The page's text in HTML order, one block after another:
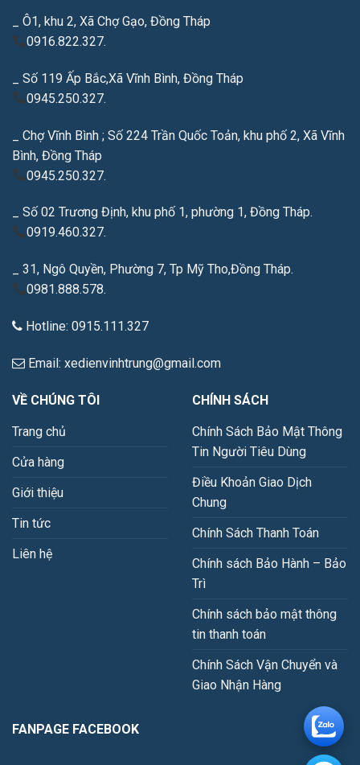
_ Ô1, khu 2, Xã Chợ Gạo, Đồng Tháp
0916.822.327.
_ Số 119 Ấp Bắc,Xã Vĩnh Bình, Đồng Tháp
0945.250.327.
_ Chợ Vĩnh Bình ; Số 224 Trần Quốc Toản, khu phố 2, Xã Vĩnh
Bình, Đồng Tháp
0945.250.327.
_ Số 02 Trương Định, khu phố 1, phường 1, Đồng Tháp.
0919.460.327.
_ 31, Ngô Quyền, Phường 7, Tp Mỹ Tho,Đồng Tháp.
0981.888.578.
Hotline: 0915.111.327
Email: xedienvinhtrung@gmail.com
VỀ CHÚNG TÔI
Trang chủ
Cửa hàng
Giới thiệu
Tin tức
Liên hệ
CHÍNH SÁCH
Chính Sách Bảo Mật Thông
Tin Người Tiêu Dùng
Điều Khoản Giao Dịch
Chung
Chính Sách Thanh Toán
Chính sách Bảo Hành – Bảo
Trì
Chính sách bảo mật thông
tin thanh toán
Chính Sách Vận Chuyển và
Giao Nhận Hàng
FANPAGE FACEBOOK